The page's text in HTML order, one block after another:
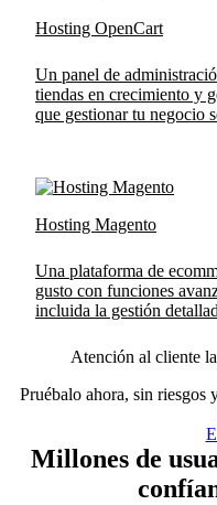
Hosting OpenCart
Un panel de
tiendas en crecimiento y
que gestionar tu negocio
Hosting Magento
Una plataforma de
gusto con funciones
incluida la gestión
Atención al cliente
Pruébalo ahora, sin riesgos
Millones de